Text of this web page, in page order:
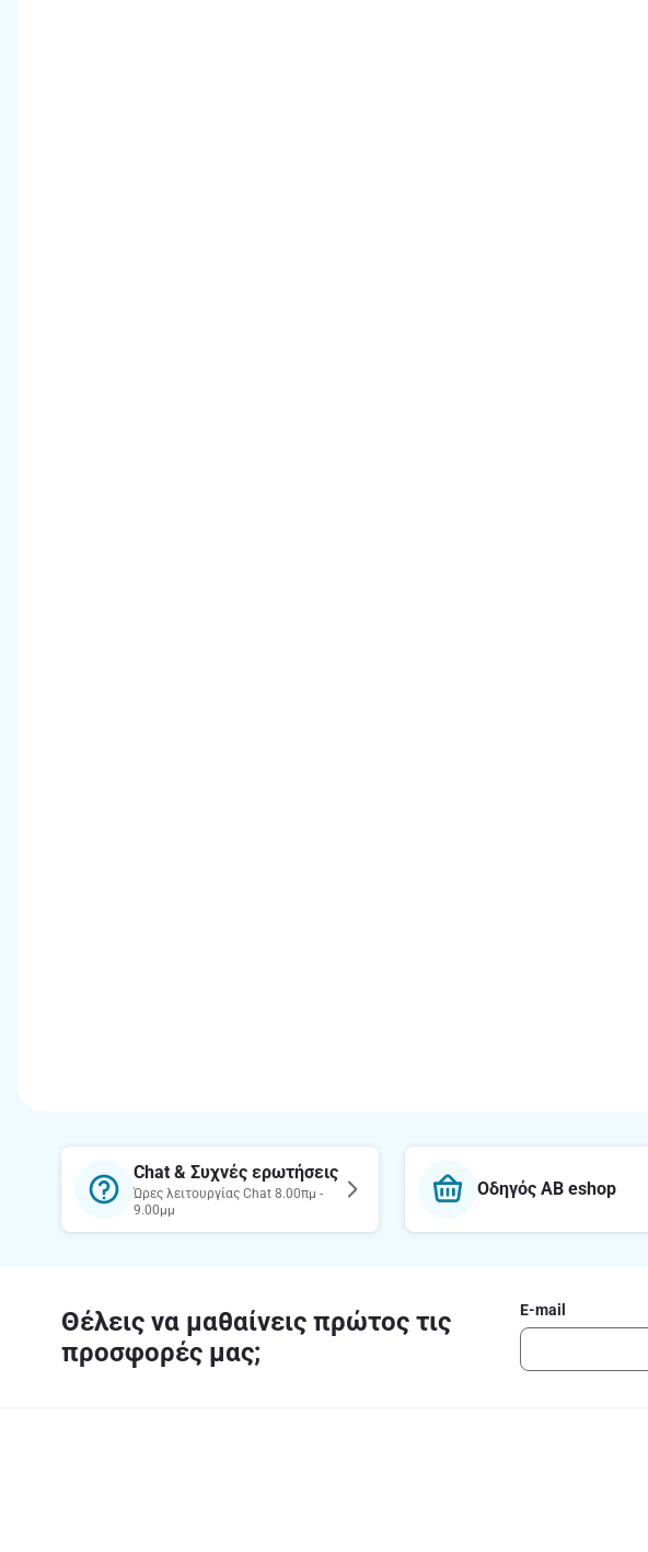
Chat & Συχνές ερωτήσεις
Ώρες λειτουργίας Chat 8.00πμ -
9.00μμ
Οδηγός AB eshop
Θέλεις να μαθαίνεις πρώτος τις
προσφορές μας;
E-mail